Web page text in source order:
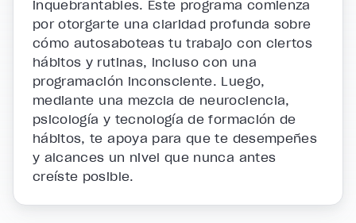
inquebrantables. Este programa comienza
por otorgarte una claridad profunda sobre
cómo autosaboteas tu trabajo con ciertos
hábitos y rutinas, incluso con una
programación inconsciente. Luego,
mediante una mezcla de neurociencia,
psicología y tecnología de formación de
hábitos, te apoya para que te desempeñes
y alcances un nivel que nunca antes
creíste posible.